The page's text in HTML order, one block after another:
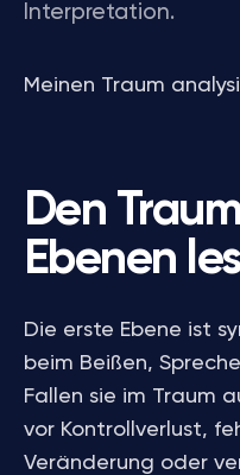
Interpretation.
Meinen Traum
Den
Ebenen
Die erste Ebene ist
beim Beißen,
Fallen sie im Traum
vor Kontrollverlust,
Veränderung oder